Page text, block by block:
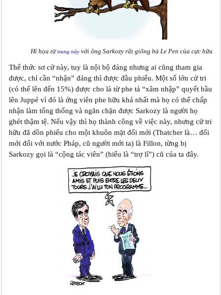
Hí họa từtrang nàyvới ông Sarkozy rất giống bà Le Pen của cực hữu
Thể thức sơ cử này, tuy là nội bộ đảng nhưng ai cũng tham gia
được, chỉ cần “nhận” đảng thì được đầu phiếu. Một số lớn cử tri
(có thể lên đến 15%) được cho là từ phe tả “xâm nhập” quyết bầu
lên Juppé vì đó là ứng viên phe hữu khá nhất mà họ có thể chấp
nhận làm tổng thống và ngăn chặn được Sarkozy là người họ
ghét thậm tệ. Nếu vậy thì họ thành công về việc này, nhưng cử tri
hữu đã dồn phiếu cho một khuôn mặt đổi mới (Thatcher là… đổi
mới đối với nước Pháp, cũ người mới ta) là Fillon, từng bị
Sarkozy gọi là “cộng tác viên” (hiểu là “trợ l‎í”) cũ của ta đây.